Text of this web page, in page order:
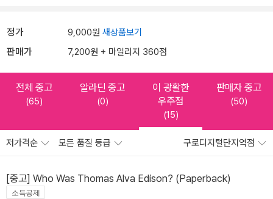
정가 9,000원 새상품보기
판매가 7,200원 + 마일리지 360점
전체 중고
(65)
알라딘 중고
(0)
이 광활한
우주점
(15)
판매자 중고
(50)
저가격순 모든 품질 등급 구로디지털단지역점
[중고] Who Was Thomas Alva Edison? (Paperback)
소득공제